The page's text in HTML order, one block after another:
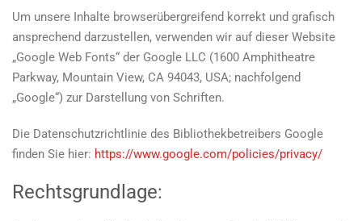
Um unsere Inhalte browserübergreifend korrekt und grafisch
ansprechend darzustellen, verwenden wir auf dieser Website
„Google Web Fonts“ der Google LLC (1600 Amphitheatre
Parkway, Mountain View, CA 94043, USA; nachfolgend
„Google“) zur Darstellung von Schriften.
Die Datenschutzrichtlinie des Bibliothekbetreibers Google
finden Sie hier: https://www.google.com/policies/privacy/
Rechtsgrundlage: